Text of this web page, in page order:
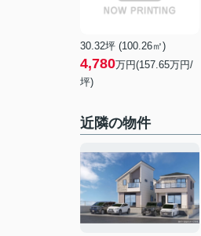
30.32坪 (100.26㎡)
4,780万円(157.65万円/
坪)
近隣の物件